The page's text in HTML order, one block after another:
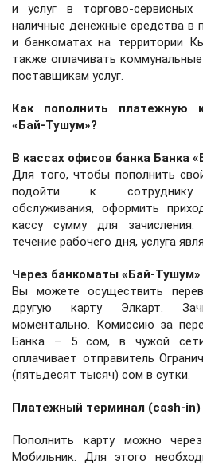
и услуг в торгово-сервисных
наличные денежные средства в
и банкоматах на территории
также оплачивать
поставщикам услуг.
Как пополнить платежную
«Бай-Тушум»?
В кассах офисов банка Банка
Для того, чтобы пополнить
подойти к сотруднику
обслуживания, оформить
кассу сумму для
течение рабочего дня, услуга
Через банкоматы «Бай-Тушум»
Вы можете осуществить
другую карту Элкарт.
моментально. Комиссию за
Банка – 5 сом, в чужой
оплачивает отправитель
(пятьдесят тысяч) сом в сутки.
Платежный терминал (cash-in)
Пополнить карту можно
Мобильник. Для этого